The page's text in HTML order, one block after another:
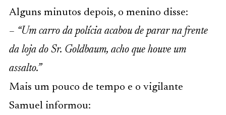
Alguns minutos depois, o menino disse:
– “Um carro da polícia acabou de parar na frente
da loja do Sr. Goldbaum, acho que houve um
assalto.”
Mais um pouco de tempo e o vigilante
Samuel informou: